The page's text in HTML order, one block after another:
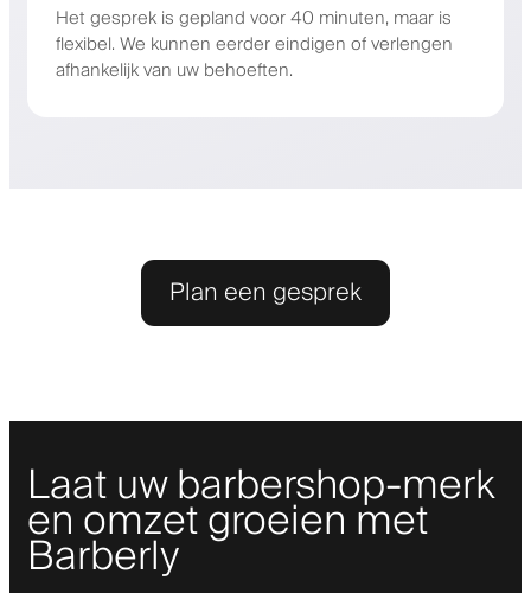
Het gesprek is gepland voor 40 minuten, maar is
flexibel. We kunnen eerder eindigen of verlengen
afhankelijk van uw behoeften.
Plan een gesprek
Laat uw barbershop-merk
en omzet groeien met
Barberly